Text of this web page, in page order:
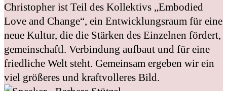
Christopher ist Teil des Kollektivs „Embodied
Love and Change“, ein Entwicklungsraum für eine
neue Kultur, die die Stärken des Einzelnen fördert,
gemeinschaftl. Verbindung aufbaut und für eine
friedliche Welt steht. Gemeinsam ergeben wir ein
viel größeres und kraftvolleres Bild.